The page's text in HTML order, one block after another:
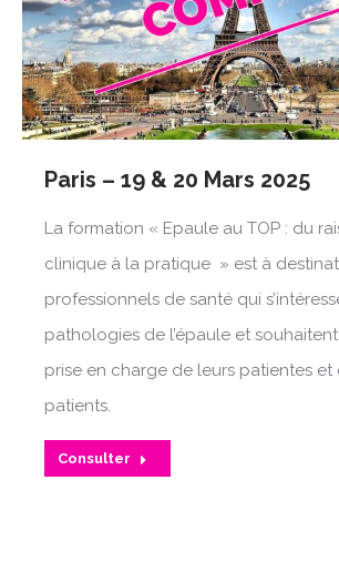
Paris – 19 & 20 Mars 2025
La formation « Epaule au TOP : du
clinique à la pratique » est à
professionnels de santé qui
pathologies de l’épaule et
prise en charge de leurs patientes et
patients.
Consulter